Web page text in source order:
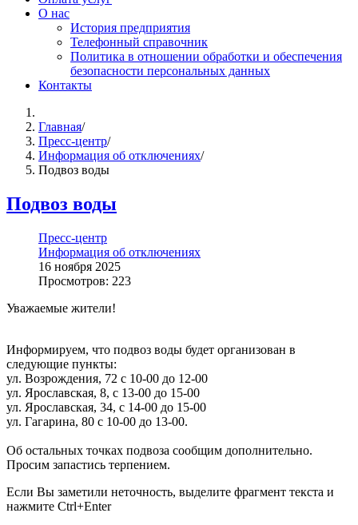
О нас
История предприятия
Телефонный справочник
Политика в отношении обработки и обеспечения
безопасности персональных данных
Контакты
Главная/
Пресс-центр/
Информация об отключениях/
Подвоз воды
Подвоз воды
Пресс-центр
Информация об отключениях
16 ноября 2025
Просмотров: 223
Уважаемые жители!
Информируем, что подвоз воды будет организован в
следующие пункты:
ул. Возрождения, 72 с 10-00 до 12-00
ул. Ярославская, 8, с 13-00 до 15-00
ул. Ярославская, 34, с 14-00 до 15-00
ул. Гагарина, 80 с 10-00 до 13-00.
Об остальных точках подвоза сообщим дополнительно.
Просим запастись терпением.
Если Вы заметили неточность, выделите фрагмент текста и
нажмите Ctrl+Enter